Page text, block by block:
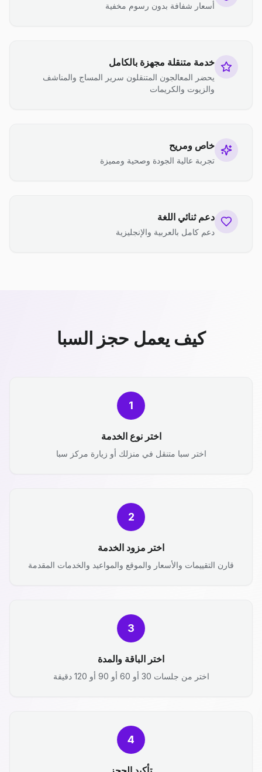
أسعار شفافة بدون رسوم مخفية
خدمة متنقلة مجهزة بالكامل
يحضر المعالجون المتنقلون سرير المساج والمناشف
والزيوت والكريمات
خاص ومريح
تجربة عالية الجودة وصحية ومميزة
دعم ثنائي اللغة
دعم كامل بالعربية والإنجليزية
كيف يعمل حجز السبا
1
اختر نوع الخدمة
اختر سبا متنقل في منزلك أو زيارة مركز سبا
2
اختر مزود الخدمة
قارن التقييمات والأسعار والموقع والمواعيد والخدمات المقدمة
3
اختر الباقة والمدة
اختر من جلسات 30 أو 60 أو 90 أو 120 دقيقة
4